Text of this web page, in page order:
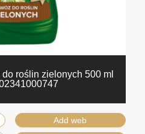
roślin zielonych 500 ml
Add web